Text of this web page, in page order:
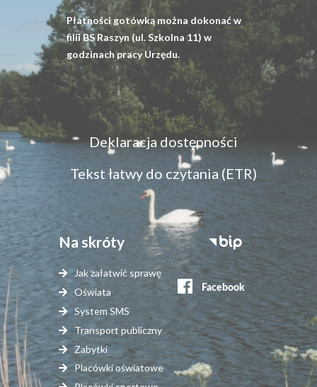
Płatności gotówką można dokonać w
filii BS Raszyn (ul. Szkolna 11) w
godzinach pracy Urzędu.
Menu
dostępność
Deklaracja dostępności
Tekst łatwy do czytania (ETR)
Na skróty
Jak załatwić sprawę
Oświata
System SMS
Transport publiczny
Zabytki
Placówki oświatowe
Stopka
serwisy
zewnętrzne